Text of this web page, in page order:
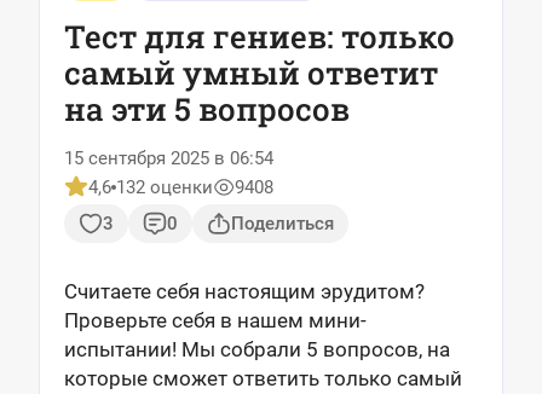
Тест для гениев: только
самый умный ответит
на эти 5 вопросов
15 сентября 2025 в 06:54
4,6 132 оценки
9408
3
0 Поделиться
Считаете себя настоящим эрудитом?
Проверьте себя в нашем мини-
испытании! Мы собрали 5 вопросов, на
которые сможет ответить только самый